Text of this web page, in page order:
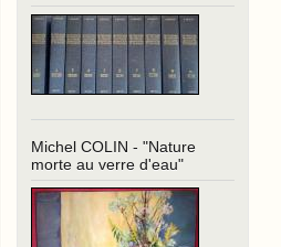
Michel COLIN - "Nature
morte au verre d'eau"